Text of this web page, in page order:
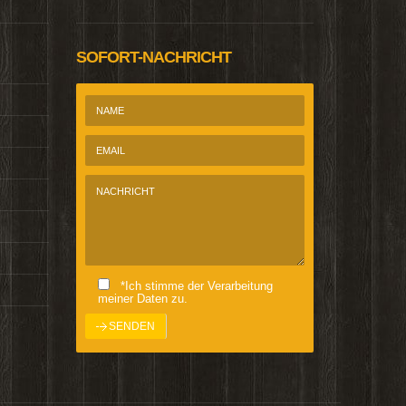
SOFORT-NACHRICHT
*Ich stimme der Verarbeitung
meiner Daten zu.